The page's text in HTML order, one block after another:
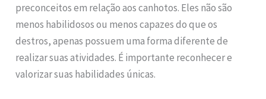
preconceitos em relação aos canhotos. Eles não são
menos habilidosos ou menos capazes do que os
destros, apenas possuem uma forma diferente de
realizar suas atividades. É importante reconhecer e
valorizar suas habilidades únicas.